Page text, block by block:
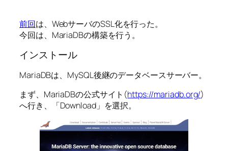
前回は、WebサーバのSSL化を行った。
今回は、MariaDBの構築を行う。
インストール
MariaDBは、MySQL後継のデータベースサーバー。
まず、MariaDBの公式サイト(https://mariadb.org/)
へ行き、「Download」を選択。